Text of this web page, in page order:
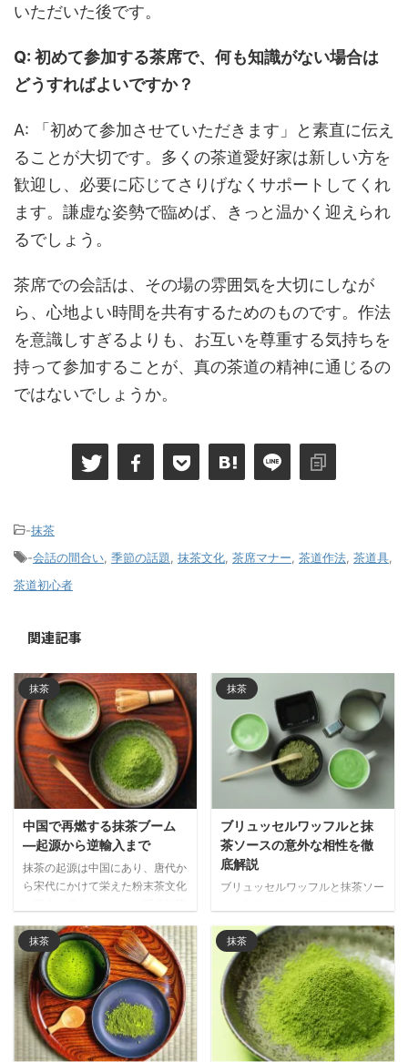
いただいた後です。
Q: 初めて参加する茶席で、何も知識がない場合は
どうすればよいですか？
A: 「初めて参加させていただきます」と素直に伝え
ることが大切です。多くの茶道愛好家は新しい方を
歓迎し、必要に応じてさりげなくサポートしてくれ
ます。謙虚な姿勢で臨めば、きっと温かく迎えられ
るでしょう。
茶席での会話は、その場の雰囲気を大切にしなが
ら、心地よい時間を共有するためのものです。作法
を意識しすぎるよりも、お互いを尊重する気持ちを
持って参加することが、真の茶道の精神に通じるの
ではないでしょうか。
-抹茶
-会話の間合い 季節の話題 抹茶文化 茶席マナー 茶道作法 茶道具
茶道初心者
関連記事
抹茶
中国で再燃する抹茶ブーム
―起源から逆輸入まで
抹茶の起源は中国にあり、唐代か
ら宋代にかけて栄えた粉末茶文化
では日本経由で再び注目される興
味深い歴史と文化の循環を解説し
ます。
抹茶
ブリュッセルワッフルと抹
茶ソースの意外な相性を徹
底解説
ブリュッセルワッフルと抹茶ソー
苦い抹茶が濃厚な甘さを引き締
め、世界で注目される和洋折衷の
新しい味わいの魅力をご紹介しま
す。
抹茶 抹茶